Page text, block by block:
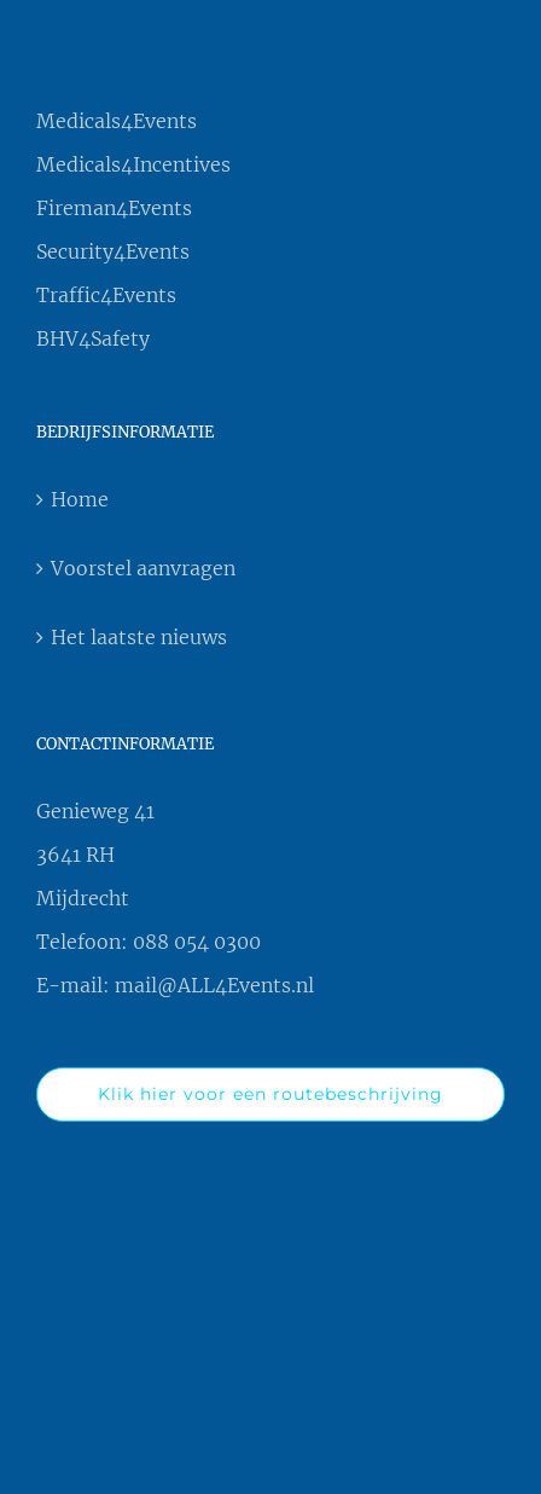
Medicals4Events
Medicals4Incentives
Fireman4Events
Security4Events
Traffic4Events
BHV4Safety
BEDRIJFSINFORMATIE
Home
Voorstel aanvragen
Het laatste nieuws
CONTACTINFORMATIE
Genieweg 41
3641 RH
Mijdrecht
Telefoon: 088 054 0300
E-mail: mail@ALL4Events.nl
Klik hier voor een routebeschrijving